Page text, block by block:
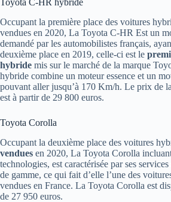
Toyota C-HR hybride
Occupant la première place des voitures
vendues en 2020, La Toyota C-HR Est un
demandé par les automobilistes français,
deuxième place en 2019, celle-ci est le
hybride mis sur le marché de la marque
hybride combine un moteur essence et un
pouvant aller jusqu’à 170 Km/h. Le prix de
est à partir de 29 800 euros.
Toyota Corolla
Occupant la deuxième place des voitures
vendues en 2020, La Toyota Corolla
technologies, est caractérisée par ses
de gamme, ce qui fait d’elle l’une des
vendues en France. La Toyota Corolla est
de 27 950 euros.